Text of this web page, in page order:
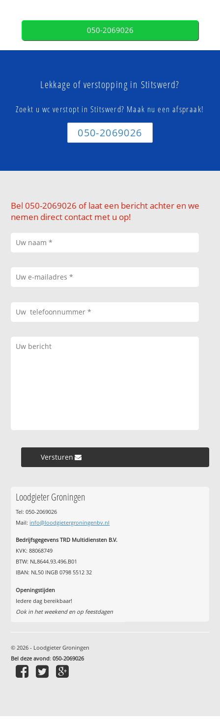
050-2069026
Lekkage of verstopping in Stitswerd?
Zoekt u wc verstopt in Stitswerd? Maak nu een afspraak!
050-2069026
Bel 050-2069026 of laat een bericht achter en we
nemen direct contact met u op!
Versturen »
Loodgieter Groningen
Tel: 050-2069026
Mail: info@loodgietergroningenbv.nl
Bedrijfsgegevens TRD Multidiensten B.V.
KVK: 88068749
BTW: NL8644.93.496.B01
IBAN: NL50 INGB 0798 5512 32
Openingstijden
Iedere dag bereikbaar!
Ook in het weekend en op feestdagen
© 2026 - Loodgieter Groningen
Bel deze avond:050-2069026